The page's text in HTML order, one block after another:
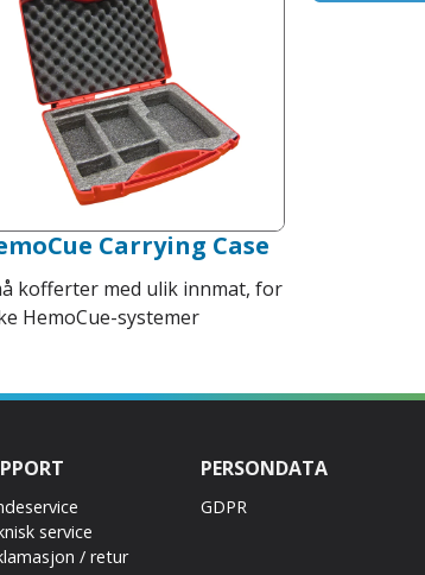
Carrying Case
kofferter med ulik innmat, for
HemoCue-systemer
service
/ retur
PERSONDATA
GDPR